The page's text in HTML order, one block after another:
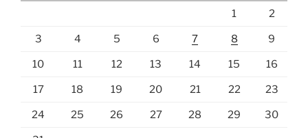
1 2
3 4 5 6 7 8 9
10 11 12 13 14 15 16
17 18 19 20 21 22 23
24 25 26 27 28 29 30